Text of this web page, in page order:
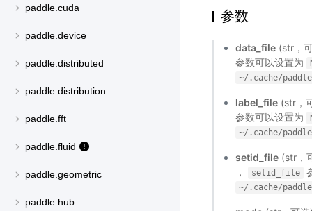
paddle.cuda
paddle.device
paddle.distributed
paddle.distribution
paddle.fft
paddle.fluid
paddle.geometric
paddle.hub
参数
data_file (str，
参数可以设置为
~/.cache/
label_file (str，
参数可以设置为
~/.cache/
setid_file (str，
，
setid_file
~/.cache/